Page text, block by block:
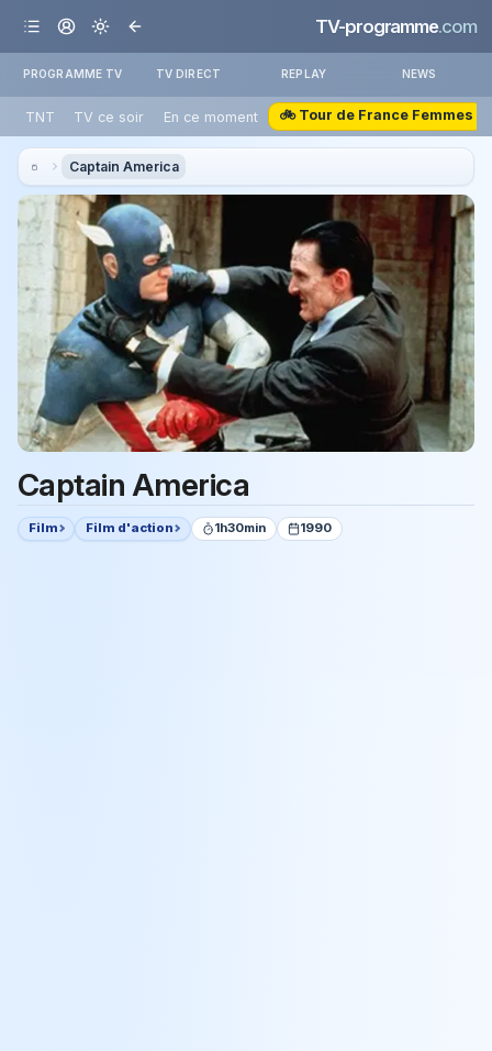
TV-programme.com
PROGRAMME TV TV DIRECT REPLAY NEWS
TNT TV ce soir En ce moment 🚲 Tour de France Femmes
Captain America
Captain America
Film Film d'action 1h30min 1990